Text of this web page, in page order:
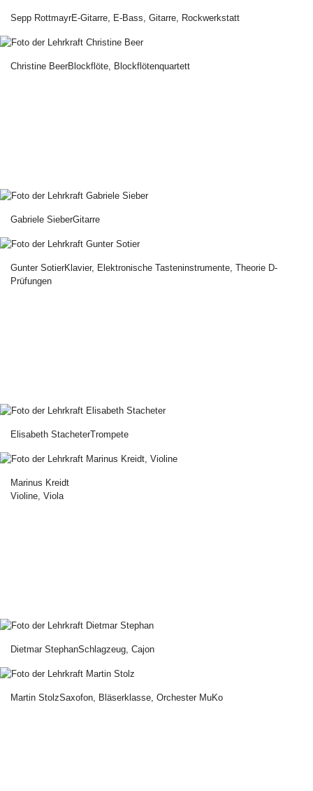
Sepp RottmayrE-Gitarre, E-Bass, Gitarre, Rockwerkstatt
Christine BeerBlockflöte, Blockflötenquartett
Gabriele SieberGitarre
Gunter SotierKlavier, Elektronische Tasteninstrumente, Theorie D-
Prüfungen
Elisabeth StacheterTrompete
Marinus Kreidt
Violine, Viola
Dietmar StephanSchlagzeug, Cajon
Martin StolzSaxofon, Bläserklasse, Orchester MuKo